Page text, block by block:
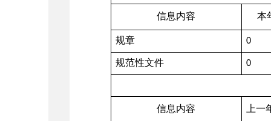
信息内容 本
规章 0
规范性文件 0
信息内容 上一